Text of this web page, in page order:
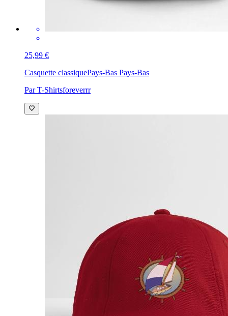
25,99 €
Casquette classiquePays-Bas Pays-Bas
Par T-Shirtsforeverrr